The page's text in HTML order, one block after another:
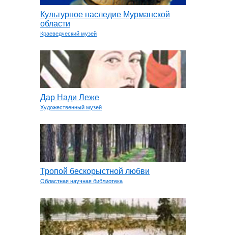
Культурное наследие Мурманской
области
Краеведческий музей
Дар Нади Леже
Художественный музей
Тропой бескорыстной любви
Областная научная библиотека